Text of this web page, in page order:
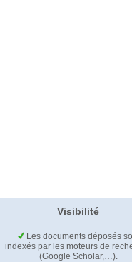
Visibilité
Les documents déposés
indexés par les moteurs de
(Google Scholar,…).